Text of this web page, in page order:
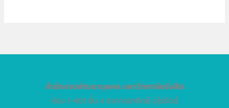
สำนักงานพัฒนาบุคคล มหาวิทยาลัยรังสิต
ห้อง 1-401 ชั้น 4 อาคารอาทิตย์ อุไรรัตน์